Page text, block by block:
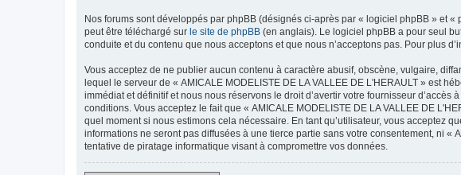
Nos forums sont développés par phpBB (désignés ci-après par « logiciel phpBB » et
peut être téléchargé sur le site de phpBB (en anglais). Le logiciel phpBB a pour seul
conduite et du contenu que nous acceptons et que nous n’acceptons pas. Pour plus
Vous acceptez de ne publier aucun contenu à caractère abusif, obscène, vulgaire,
lequel le serveur de « AMICALE MODELISTE DE LA VALLEE DE L'HERAULT » est
immédiat et définitif et nous nous réservons le droit d’avertir votre fournisseur
conditions. Vous acceptez le fait que « AMICALE MODELISTE DE LA VALLEE DE
quel moment si nous estimons cela nécessaire. En tant qu’utilisateur, vous acceptez
informations ne seront pas diffusées à une tierce partie sans votre consentement, ni «
tentative de piratage informatique visant à compromettre vos données.